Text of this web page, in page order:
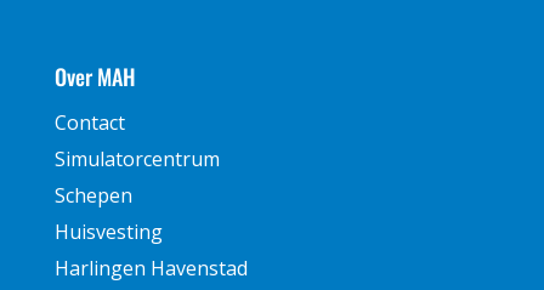
Over MAH
Contact
Simulatorcentrum
Schepen
Huisvesting
Harlingen Havenstad